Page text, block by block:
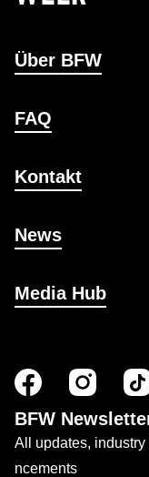
Über BFW
FAQ
Kontakt
News
Media Hub
BFW
All updates,
ncements